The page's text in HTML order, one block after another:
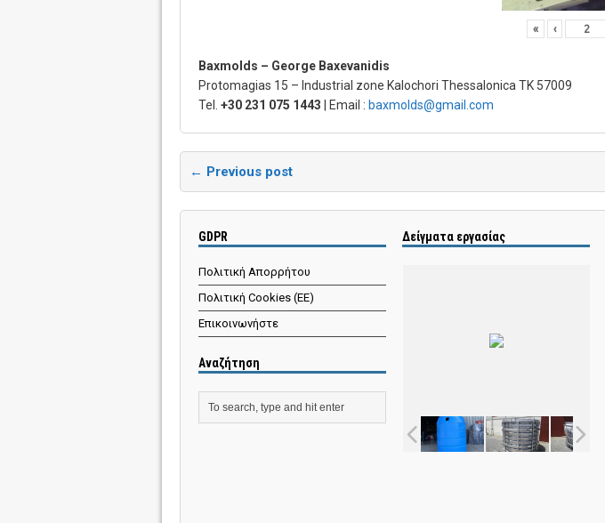
« ‹
Baxmolds – George Baxevanidis
Protomagias 15 – Industrial zone Kalochori Thessalonica TK 57009
Tel. +30 231 075 1443 | Email : baxmolds@gmail.com
← Previous post
GDPR
Πολιτική Απορρήτου
Πολιτική Cookies (ΕΕ)
Επικοινωνήστε
Αναζήτηση
Δείγματα εργασίας